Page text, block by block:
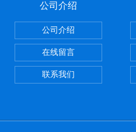
公司介绍
公司介绍
在线留言
联系我们